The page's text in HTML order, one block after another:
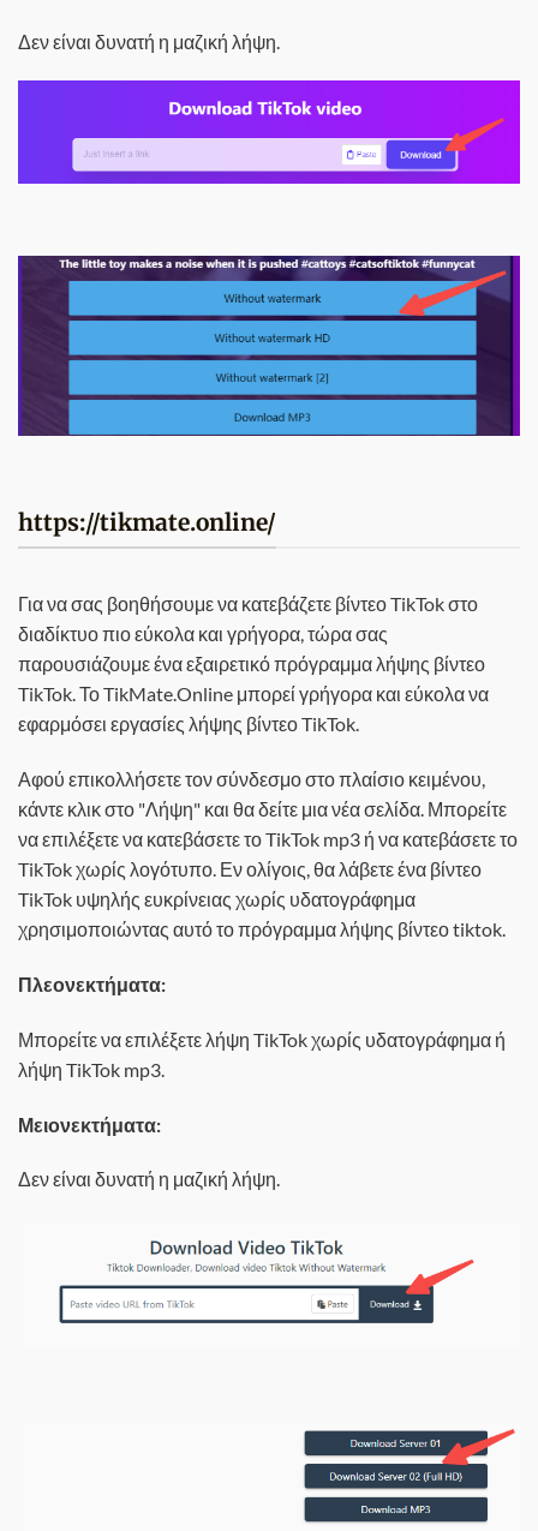
Δεν είναι δυνατή η μαζική λήψη.
https://tikmate.online/
Για να σας βοηθήσουμε να κατεβάζετε βίντεο TikTok στο
διαδίκτυο πιο εύκολα και γρήγορα, τώρα σας
παρουσιάζουμε ένα εξαιρετικό πρόγραμμα λήψης βίντεο
TikTok. Το TikMate.Online μπορεί γρήγορα και εύκολα να
εφαρμόσει εργασίες λήψης βίντεο TikTok.
Αφού επικολλήσετε τον σύνδεσμο στο πλαίσιο κειμένου,
κάντε κλικ στο "Λήψη" και θα δείτε μια νέα σελίδα. Μπορείτε
να επιλέξετε να κατεβάσετε το TikTok mp3 ή να κατεβάσετε το
TikTok χωρίς λογότυπο. Εν ολίγοις, θα λάβετε ένα βίντεο
TikTok υψηλής ευκρίνειας χωρίς υδατογράφημα
χρησιμοποιώντας αυτό το πρόγραμμα λήψης βίντεο tiktok.
Πλεονεκτήματα:
Μπορείτε να επιλέξετε λήψη TikTok χωρίς υδατογράφημα ή
λήψη TikTok mp3.
Μειονεκτήματα:
Δεν είναι δυνατή η μαζική λήψη.